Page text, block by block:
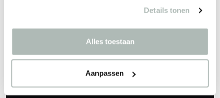
Details tonen
Alles toestaan
Aanpassen
Politique en matière de cookies
Entretien & Maintenance
Échantillons & Nuanciers